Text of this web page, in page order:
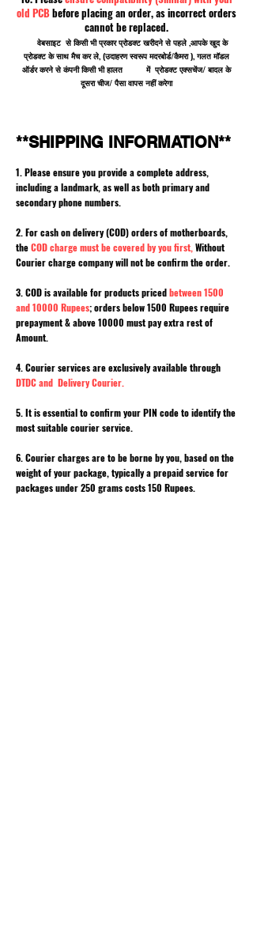
old PCBbefore placing an order, as incorrect orders
cannot be replaced.
वेबसाइट से किसी भी प्रकार प्रोडक्ट खरीदने से पहले ,आपके खुद के
प्रोडक्ट के साथ मैच कर ले, (उदाहरण स्वरूप मदरबोर्ड/कैमरा ), गलत मॉडल
ऑर्डर करने से कंपनी किसी भी हालत में प्रोडक्ट एक्सचेंज/ बादल के
दूसरा चीज/ पैसा वापस नहीं करेगा
**SHIPPING INFORMATION**
1. Please ensure you provide a complete address,
including a landmark, as well as both primary and
secondary phone numbers.
2. For cash on delivery (COD) orders of motherboards,
theCOD charge must be covered by you first, Without
Courier charge company will not be confirm the order.
3. COD is available for products pricedbetween 1500
and 10000 Rupees; orders below 1500 Rupees require
prepayment & above 10000 must pay extra rest of
Amount.
4. Courier services are exclusively available through
DTDC and Delivery Courier.
5. It is essential to confirm your PIN code to identify the
most suitable courier service.
6. Courier charges are to be borne by you, based on the
weight of your package, typically a prepaid service for
packages under 250 grams costs 150 Rupees.